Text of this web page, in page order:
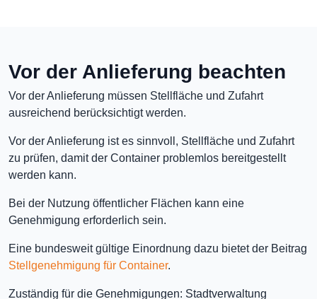
Vor der Anlieferung beachten
Vor der Anlieferung müssen Stellfläche und Zufahrt
ausreichend berücksichtigt werden.
Vor der Anlieferung ist es sinnvoll, Stellfläche und Zufahrt
zu prüfen, damit der Container problemlos bereitgestellt
werden kann.
Bei der Nutzung öffentlicher Flächen kann eine
Genehmigung erforderlich sein.
Eine bundesweit gültige Einordnung dazu bietet der Beitrag
Stellgenehmigung für Container.
Zuständig für die Genehmigungen: Stadtverwaltung